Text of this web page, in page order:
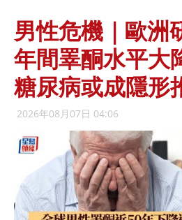
男性危機｜歐洲
年間睪酮水平大
糖尿病或成隱形
2026年08月07日 04:06